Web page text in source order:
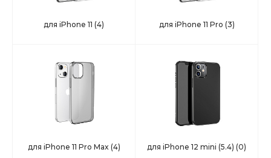
для iPhone 11 (4) для iPhone 11 Pro (3)
для iPhone 11 Pro Max (4) для iPhone 12 mini (5.4) (0)